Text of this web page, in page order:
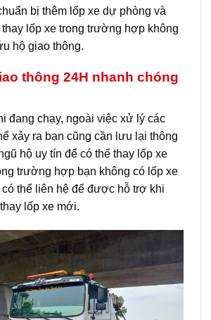
bị thêm lốp xe dự phòng và
lốp xe trong trường hợp không
hộ giao thông.
thông 24H nhanh chóng
đang chạy, ngoài việc xử lý các
xảy ra bạn cũng cần lưu lại thông
hộ uy tín để có thể thay lốp xe
trường hợp bạn không có lốp xe
thể liên hệ để được hỗ trợ khi
lốp xe mới.